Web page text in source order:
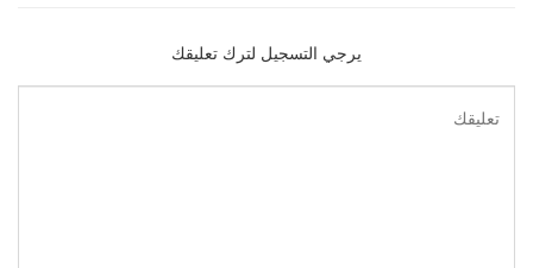
يرجي التسجيل لترك تعليقك